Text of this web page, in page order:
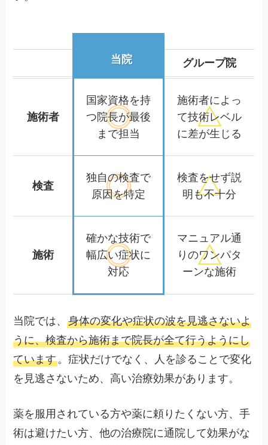
当院 グループ院
施術者
国家資格を持
つ院長が最後
まで担当
施術者によっ
て技術レベル
に差が生じる
検査
独自の検査で
原因を特定
検査をせず説
明も不十分
施術
確かな技術で
幅広い症状に
対応
マニュアル通
りのワンパタ
ーンな施術
当院では、身体の変化や症状の波を見逃さないよ
うに、検査から施術まで院長が全て行うようにし
ています。症状だけでなく、人を診ることで変化
を見逃さないため、高い治療効果があります。
薬を服用されている方や薬に頼りたくない方、手
術は避けたい方、他の治療院に通院して効果がな